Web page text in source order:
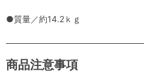
●質量／約14.2ｋｇ
商品注意事項